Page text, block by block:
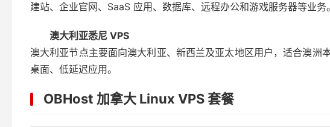
建站、企业官网、SaaS 应用、数据库、远程办公和游戏服务器等业务。
澳大利亚悉尼 VPS
澳大利亚节点主要面向澳大利亚、新西兰及亚太地区用户，适合澳
桌面、低延迟应用。
OBHost 加拿大 Linux VPS 套餐